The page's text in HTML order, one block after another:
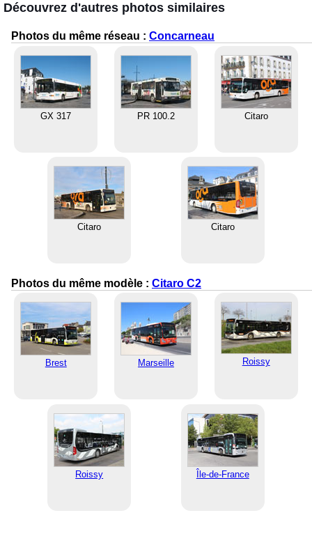
Découvrez d'autres photos similaires
Photos du même réseau : Concarneau
GX 317 PR 100.2 Citaro
Citaro Citaro
Photos du même modèle : Citaro C2
Brest Marseille Roissy
Roissy Île-de-France